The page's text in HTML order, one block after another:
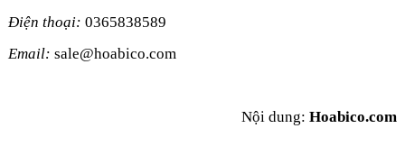
Điện thoại: 0365838589
Email: sale@hoabico.com
Nội dung:Hoabico.com